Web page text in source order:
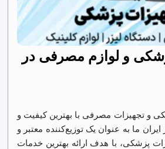
و لوازم مصرفی در
و تجهیزات مصرفی با بهترین کیفیت و
ما به عنوان یک توزیع‌کننده معتبر و
پزشکی، با هدف ارائه بهترین خدمات